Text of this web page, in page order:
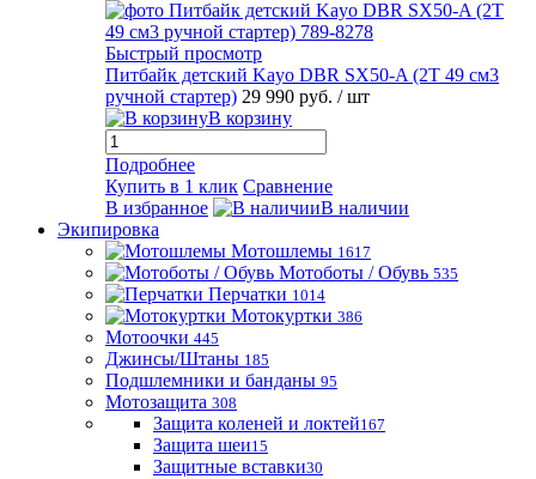
Быстрый просмотр
Питбайк детский Kayo DBR SX50-A (2T 49 см3
ручной стартер) 29 990 руб. / шт
В корзину
Подробнее
Купить в 1 клик Сравнение
В избранное
В наличии
Экипировка
Мотошлемы 1617
Мотоботы / Обувь 535
Перчатки 1014
Мотокуртки 386
Мотоочки 445
Джинсы/Штаны 185
Подшлемники и банданы 95
Мотозащита 308
Защита коленей и локтей167
Защита шеи15
Защитные вставки30